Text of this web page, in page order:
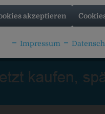
akzeptieren
Impressum